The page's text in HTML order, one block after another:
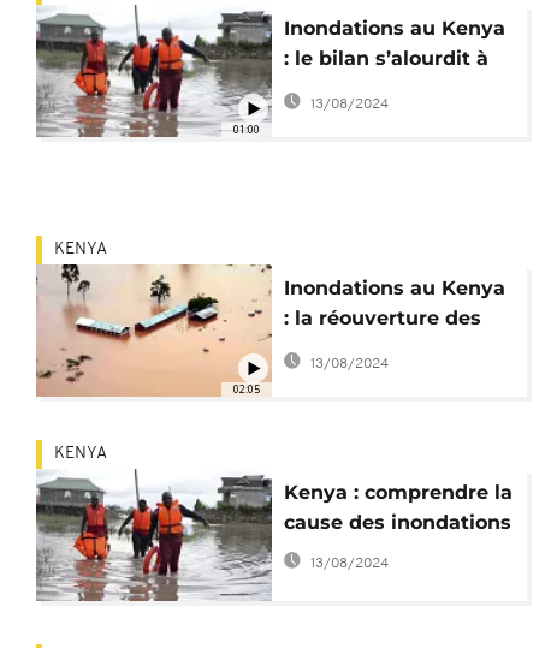
01:00
Inondations au Kenya
: le bilan s’alourdit à
au moins 228 morts
13/08/2024
02:05
KENYA
Inondations au Kenya
: la réouverture des
écoles reportée
13/08/2024
KENYA
Kenya : comprendre la
cause des inondations
13/08/2024